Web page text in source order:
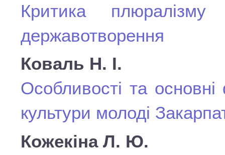
Критика
державотворення
Коваль Н. І.
Особливості та
культури молоді
Кожекіна Л. Ю.